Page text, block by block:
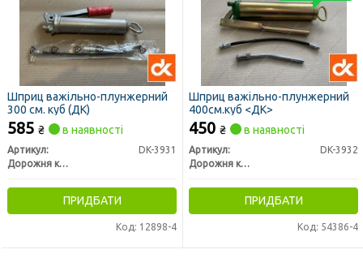
Шприц важільно-плунжерний
300 см. куб (ДК)
585 ₴ в наявності
Артикул:
DK-3931
Дорожня карта
ПРИДБАТИ
Код: 12898-4
Шприц важільно-плунжерний
400см.куб <ДК>
450 ₴ в наявності
Артикул:
DK-3932
Дорожня карта
ПРИДБАТИ
Код: 54386-4